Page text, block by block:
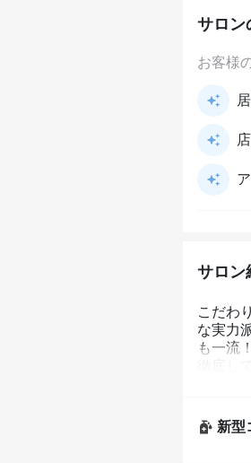
サロン
お客様
サロン
こだわ
な実力
も一流
新型